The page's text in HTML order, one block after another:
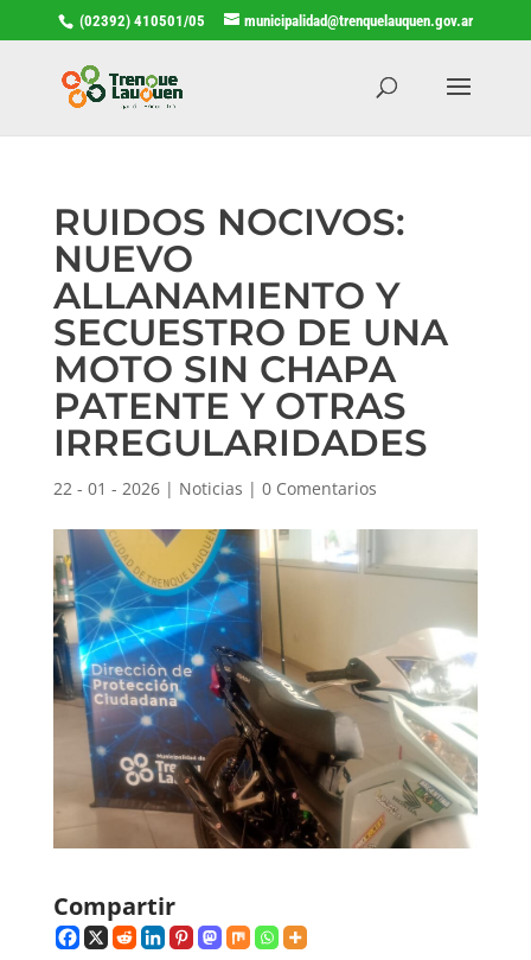
(02392) 410501/05 municipalidad@trenquelauquen.gov.ar
RUIDOS NOCIVOS:
NUEVO
ALLANAMIENTO Y
SECUESTRO DE UNA
MOTO SIN CHAPA
PATENTE Y OTRAS
IRREGULARIDADES
22 - 01 - 2026| Noticias | 0 Comentarios
Compartir